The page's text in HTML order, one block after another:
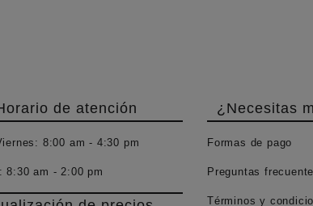
de atención
8:00 am - 4:30 pm
:8:30 am - 2:00 pm
¿Necesitas
Formas de pago
Preguntas
Términos y